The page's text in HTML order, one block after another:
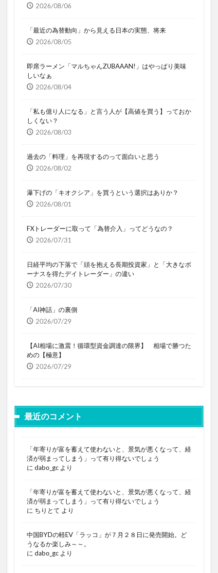
2026/08/06
「最近の為替動向」から見える日本の実態、将来
2026/08/05
即席ラーメン「マルちゃんZUBAAAN!」はやっぱり美味
しいなぁ
2026/08/04
「私も億り人になる」と言う人が【高値を買う】っておか
しくない？
2026/08/03
過去の「料理」を再現するのって面白いと思う
2026/08/02
瀑下げの「キオクシア」を買うという選択はありか？
2026/08/01
FXトレーダーに取って「為替介入」ってどうなの？
2026/07/31
日経平均の下落で「頭を抱える長期投資家」と「大きなボ
ーナスを得たデイトレーダー」の違い
2026/07/30
「AI神話」の裏側
2026/07/29
【AI相場に激震！循環型資金調達の限界】 相場で勝つた
めの【極意】
2026/07/29
最近のコメント
「年寄りが富を蓄えて使わないと、景気が悪くなって、経
済が弱まってしまう」って有り得ないでしょう
に dabo_gc より
「年寄りが富を蓄えて使わないと、景気が悪くなって、経
済が弱まってしまう」って有り得ないでしょう
に ちりとて より
中国BYDの軽EV「ラッコ」が７月２８日に発売開始。ど
うなるか楽しみ～～。
に dabo_gc より